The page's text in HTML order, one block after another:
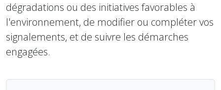
dégradations ou des initiatives favorables à
l'environnement, de modifier ou compléter vos
signalements, et de suivre les démarches
engagées.